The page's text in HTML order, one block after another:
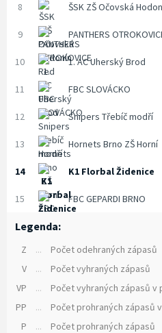
8 ŠSK ZŠ Očovská
9 PANTHERS
10 1. AC Uherský Brod
11 FBC SLOVÁCKO
12 Snipers Třebíč modří
13 Hornets Brno ZŠ Horní
14 K1 Florbal Židenice
15 FBC GEPARDI BRNO
Legenda:
Z ...
Počet odehraných zápasů
V
...
Počet vyhraných zápasů
VP
...
Počet vyhraných zápasů v
PP
...
Počet prohraných zápasů
P
... Počet prohraných zápasů